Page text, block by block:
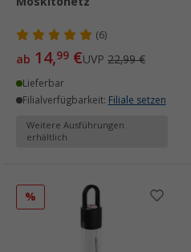
(6)
ab 14,99 €UVP 22,99 €
Lieferbar
Filialverfügbarkeit: Filiale setzen
Weitere Ausführungen
erhältlich
%